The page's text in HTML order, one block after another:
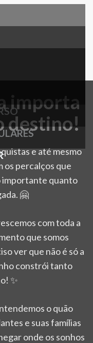
importa
destino!
e até mesmo
os percalços que
importante quanto
🤗
com toda a
que somos
ver que não é só a
constrói tanto
✨
o quão
e suas famílias
onde os sonhos